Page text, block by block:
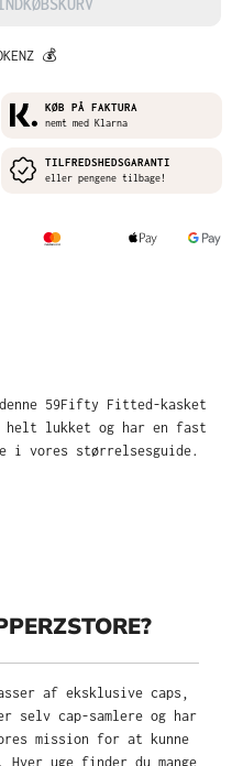
💰
KØB PÅ FAKTURA
nemt med Klarna
TILFREDSHEDSGARANTI
eller pengene tilbage!
59Fifty Fitted-kasket
helt lukket og har en fast
i vores størrelsesguide.
af eksklusive caps,
selv cap-samlere og har
mission for at kunne
uge finder du mange